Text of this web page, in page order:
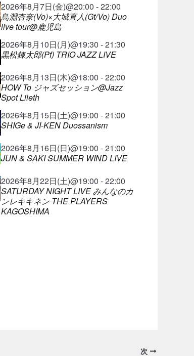
2026年8月7日(金)@20:00 - 22:00
鳥淵杏奈(Vo)×大城直人(Gt/Vo) Duo
live tour@鹿児島
2026年8月10日(月)@19:30 - 21:30
黒松錬太郎(Pf) TRIO JAZZ LIVE
2026年8月13日(木)@18:00 - 22:00
HOW To ジャズセッション@Jazz
Spot Lileth
2026年8月15日(土)@19:00 - 21:00
SHIGe & JI-KEN Duossanism
2026年8月16日(日)@19:00 - 21:00
JUN & SAKI SUMMER WIND LIVE
2026年8月22日(土)@19:00 - 22:00
SATURDAY NIGHT LIVE みんなのカ
ンレキキネン THE PLAYERS
KAGOSHIMA
次